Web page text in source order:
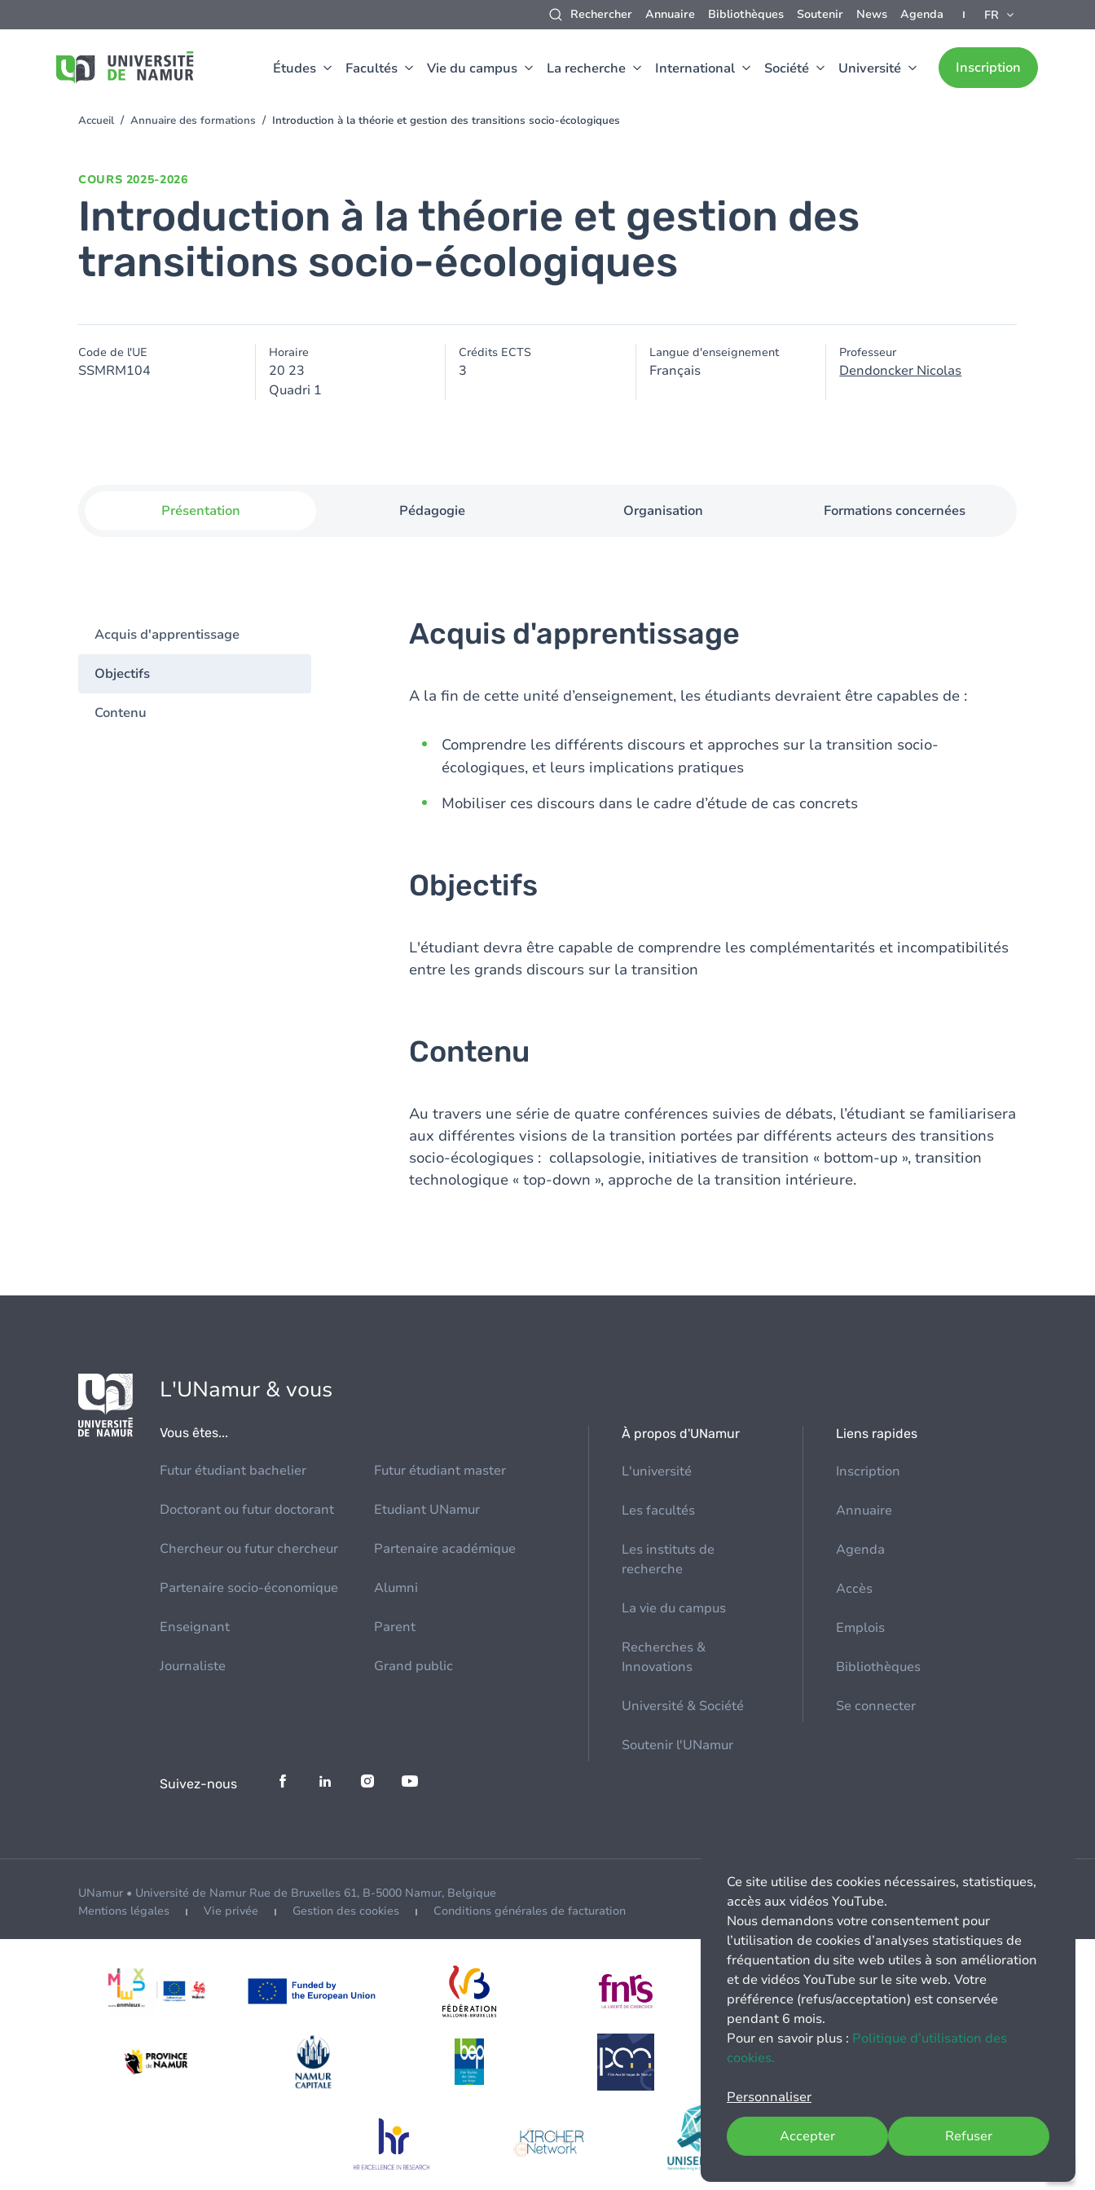
Rechercher Annuaire Bibliothèques Soutenir News Agenda FR
Études Facultés Vie du campus La recherche International Société Université Inscription
au
You
Accueil Annuaire des formations Introduction à la théorie et gestion des transitions socio-écologiques
COURS 2025-2026
Introduction à la théorie et gestion des
transitions socio-écologiques
Code de l'UE
SSMRM104
Horaire
20 23
Quadri 1
Crédits ECTS
3
Langue d'enseignement
Français
Professeur
Dendoncker Nicolas
Présentation Pédagogie Organisation Formations concernées
Acquis d'apprentissage
Objectifs
Contenu
Acquis d'apprentissage
A la fin de cette unité d’enseignement, les étudiants devraient être capables de :
Comprendre les différents discours et approches sur la transition socio-
écologiques, et leurs implications pratiques
Mobiliser ces discours dans le cadre d’étude de cas concrets
Objectifs
L'étudiant devra être capable de comprendre les complémentarités et incompatibilités
entre les grands discours sur la transition
Contenu
Au travers une série de quatre conférences suivies de débats, l’étudiant se familiarisera
aux différentes visions de la transition portées par différents acteurs des transitions
socio-écologiques : collapsologie, initiatives de transition « bottom-up », transition
technologique « top-down », approche de la transition intérieure.
L'UNamur & vous
Vous êtes...
Futur étudiant bachelier Futur étudiant master
Doctorant ou futur doctorant Etudiant UNamur
Chercheur ou futur chercheur Partenaire académique
Partenaire socio-économique Alumni
Enseignant Parent
Journaliste Grand public
À propos d'UNamur
L'université
Les facultés
Les instituts de
recherche
La vie du campus
Recherches &
Innovations
Université & Société
Soutenir l'UNamur
Liens rapides
Inscription
Annuaire
Agenda
Accès
Emplois
Bibliothèques
Se connecter
Suivez-nous
UNamur • Université de Namur Rue de Bruxelles 61, B-5000 Namur, Belgique
Mentions légales
Vie privée Gestion des cookies Conditions générales de facturation
Ce site utilise des cookies nécessaires, statistiques,
accès aux vidéos YouTube.
Nous demandons votre consentement pour
l’utilisation de cookies d’analyses statistiques de
fréquentation du site web utiles à son amélioration
et de vidéos YouTube sur le site web. Votre
préférence (refus/acceptation) est conservée
pendant 6 mois.
Pour en savoir plus : Politique d’utilisation des
cookies.
Personnaliser
Refuser
Accepter